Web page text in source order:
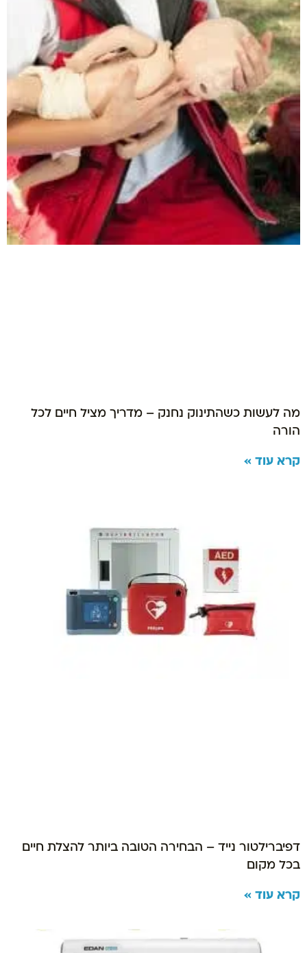
מה לעשות כשהתינוק נחנק – מדריך מציל חיים לכל
הורה
קרא עוד »
דפיברילטור נייד – הבחירה הטובה ביותר להצלת חיים
בכל מקום
קרא עוד »